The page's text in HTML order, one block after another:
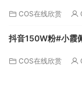
COS在线欣赏
抖音150W粉#小霞
COS在线欣赏